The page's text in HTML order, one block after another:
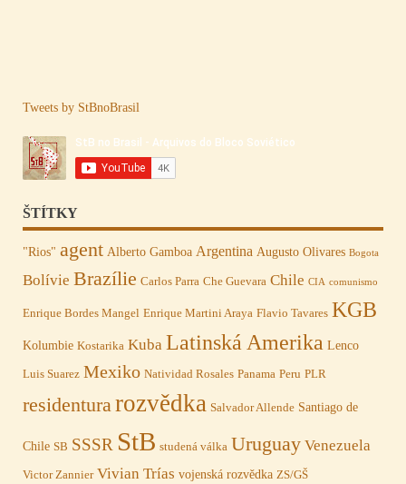
Tweets by StBnoBrasil
ŠTÍTKY
"Rios" agent Alberto Gamboa Argentina Augusto Olivares Bogota
Bolívie Brazílie Carlos Parra Che Guevara Chile CIA comunismo
Enrique Bordes Mangel Enrique Martini Araya Flavio Tavares KGB
Kolumbie Kostarika Kuba Latinská Amerika Lenco
Luis Suarez Mexiko Natividad Rosales Panama Peru PLR
residenturarozvědka Salvador Allende Santiago de
Chile SB SSSR StB studená válka Uruguay Venezuela
Victor Zannier Vivian Trías vojenská rozvědka ZS/GŠ